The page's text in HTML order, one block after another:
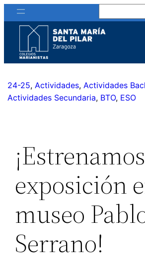
Saltar
al
contenido
24-25, Actividades, Actividades
Actividades Secundaria, BTO, ESO
¡Estrenamos
exposición
museo
Serrano!